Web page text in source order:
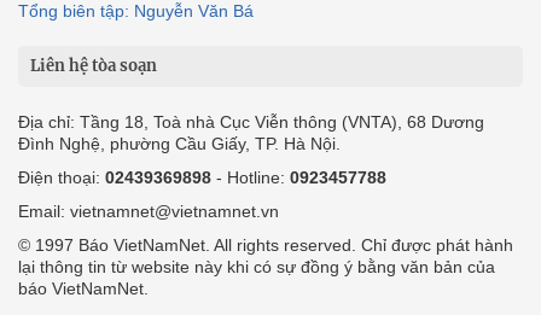
Tổng biên tập: Nguyễn Văn Bá
Liên hệ tòa soạn
Địa chỉ: Tầng 18, Toà nhà Cục Viễn thông (VNTA), 68 Dương
Đình Nghệ, phường Cầu Giấy, TP. Hà Nội.
Điện thoại: 02439369898 - Hotline: 0923457788
Email: vietnamnet@vietnamnet.vn
© 1997 Báo VietNamNet. All rights reserved. Chỉ được phát hành
lại thông tin từ website này khi có sự đồng ý bằng văn bản của
báo VietNamNet.